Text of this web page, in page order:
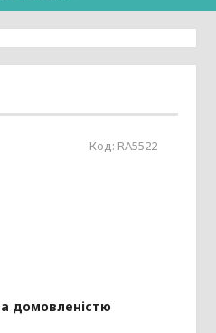
Код: RA5522
домовленістю